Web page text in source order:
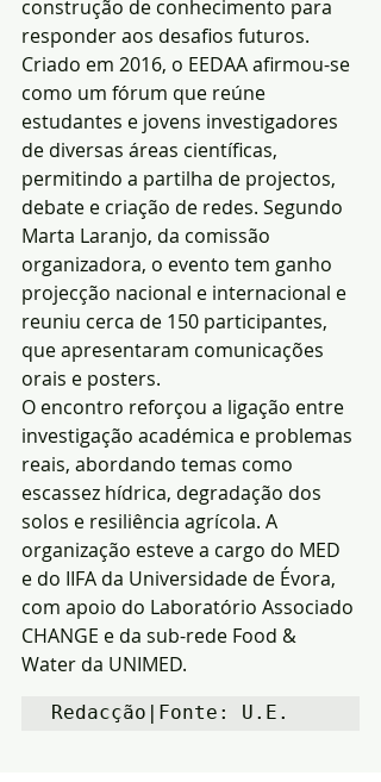
construção de conhecimento para
responder aos desafios futuros.
Criado em 2016, o EEDAA afirmou-se
como um fórum que reúne
estudantes e jovens investigadores
de diversas áreas científicas,
permitindo a partilha de projectos,
debate e criação de redes. Segundo
Marta Laranjo, da comissão
organizadora, o evento tem ganho
projecção nacional e internacional e
reuniu cerca de 150 participantes,
que apresentaram comunicações
orais e posters.
O encontro reforçou a ligação entre
investigação académica e problemas
reais, abordando temas como
escassez hídrica, degradação dos
solos e resiliência agrícola. A
organização esteve a cargo do MED
e do IIFA da Universidade de Évora,
com apoio do Laboratório Associado
CHANGE e da sub-rede Food &
Water da UNIMED.
Redacção|Fonte: U.E.